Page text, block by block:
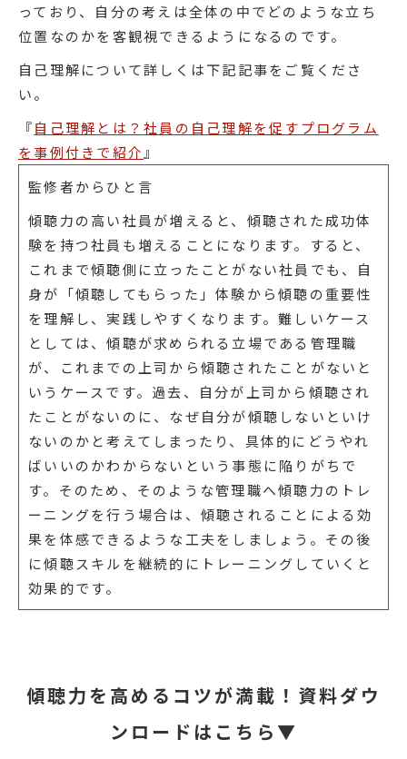
っており、自分の考えは全体の中でどのような立ち
位置なのかを客観視できるようになるのです。
自己理解について詳しくは下記記事をご覧くださ
い。
『自己理解とは？社員の自己理解を促すプログラム
を事例付きで紹介 』
監修者からひと言
傾聴力の高い社員が増えると、傾聴された成功体
験を持つ社員も増えることになります。すると、
これまで傾聴側に立ったことがない社員でも、自
身が「傾聴してもらった」体験から傾聴の重要性
を理解し、実践しやすくなります。難しいケース
としては、傾聴が求められる立場である管理職
が、これまでの上司から傾聴されたことがないと
いうケースです。過去、自分が上司から傾聴され
たことがないのに、なぜ自分が傾聴しないといけ
ないのかと考えてしまったり、具体的にどうやれ
ばいいのかわからないという事態に陥りがちで
す。そのため、そのような管理職へ傾聴力のトレ
ーニングを行う場合は、傾聴されることによる効
果を体感できるような工夫をしましょう。その後
に傾聴スキルを継続的にトレーニングしていくと
効果的です。
傾聴力を高めるコツが満載！資料ダウ
ンロードはこちら▼